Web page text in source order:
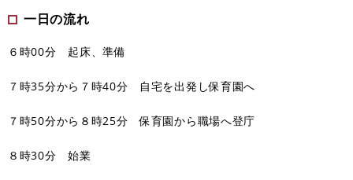
一日の流れ
６時00分 起床、準備
７時35分から７時40分 自宅を出発し保育園へ
７時50分から８時25分 保育園から職場へ登庁
８時30分 始業